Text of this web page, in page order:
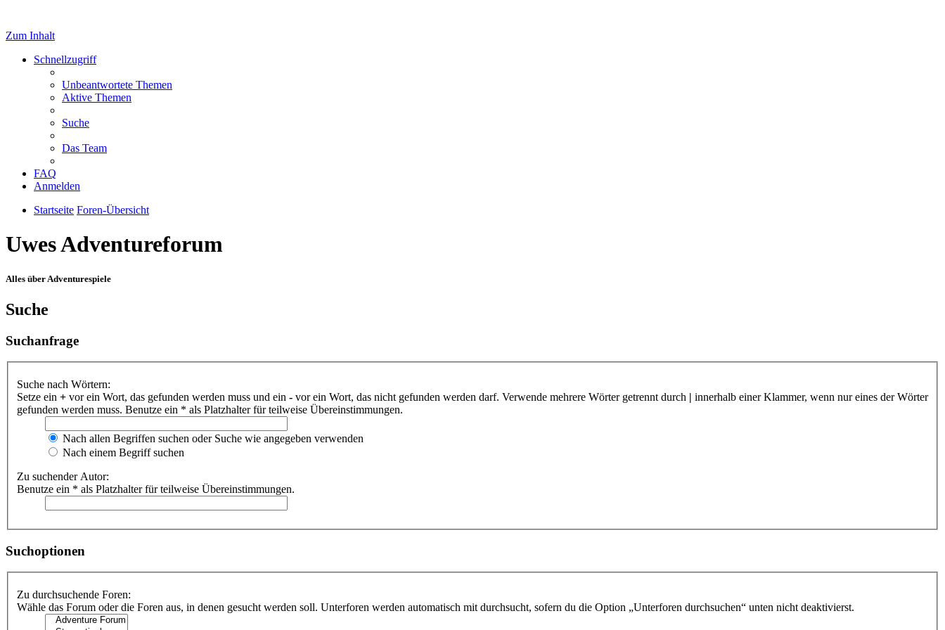
Zum Inhalt
Schnellzugriff
Unbeantwortete Themen
Aktive Themen
Suche
Das Team
FAQ
Anmelden
Startseite Foren-Übersicht
Uwes Adventureforum
Alles über Adventurespiele
Suche
Suchanfrage
Suche nach Wörtern:
Setze ein + vor ein Wort, das gefunden werden muss und ein - vor ein Wort, das nicht gefunden werden darf. Verwende mehrere Wörter getrennt durch | innerhalb einer Klammer, wenn nur eines der Wörter
gefunden werden muss. Benutze ein * als Platzhalter für teilweise Übereinstimmungen.
Nach allen Begriffen suchen oder Suche wie angegeben verwenden
Nach einem Begriff suchen
Zu suchender Autor:
Benutze ein * als Platzhalter für teilweise Übereinstimmungen.
Suchoptionen
Zu durchsuchende Foren:
Wähle das Forum oder die Foren aus, in denen gesucht werden soll. Unterforen werden automatisch mit durchsucht, sofern du die Option „Unterforen durchsuchen“ unten nicht deaktivierst.